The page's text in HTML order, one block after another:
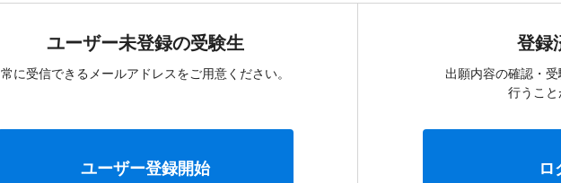
ユーザー未登録の受験生
常に受信できるメールアドレスをご用意ください。
ユーザー登録開始
登録
出願内容の確認・
行うこと
ロ